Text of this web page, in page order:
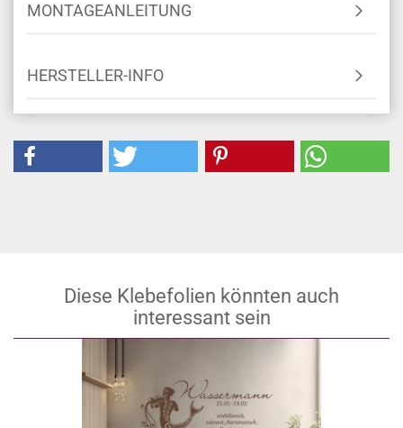
MONTAGEANLEITUNG
HERSTELLER-INFO
Diese Klebefolien könnten auch
interessant sein